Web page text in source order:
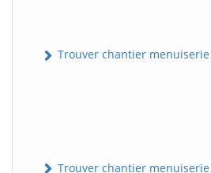
Trouver chantier
Trouver chantier